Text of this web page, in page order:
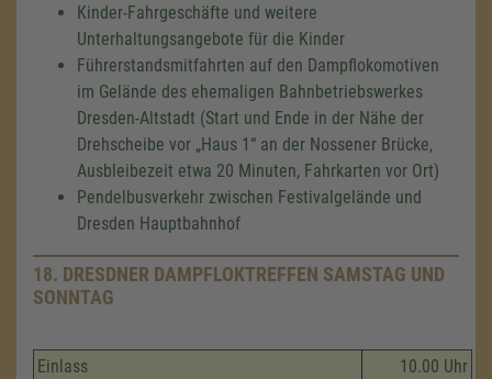
Kinder-Fahrgeschäfte und weitere
Unterhaltungsangebote für die Kinder
Führerstandsmitfahrten auf den Dampflokomotiven
im Gelände des ehemaligen Bahnbetriebswerkes
Dresden-Altstadt (Start und Ende in der Nähe der
Drehscheibe vor „Haus 1“ an der Nossener Brücke,
Ausbleibezeit etwa 20 Minuten, Fahrkarten vor Ort)
Pendelbusverkehr zwischen Festivalgelände und
Dresden Hauptbahnhof
18. DRESDNER DAMPFLOKTREFFEN SAMSTAG UND
SONNTAG
Einlass
10.00 Uhr